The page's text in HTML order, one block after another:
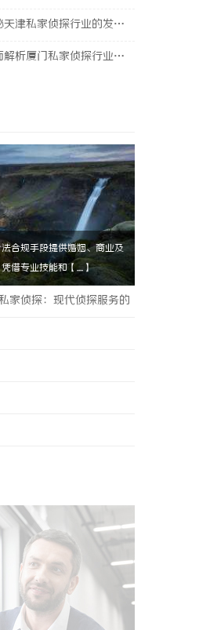
津私家侦探行业的发展与服务全解析
厦门私家侦探行业的现状与发展趋势
合规手段提供婚姻、商业及
借专业技能和【....】
家侦探：现代侦探服务的